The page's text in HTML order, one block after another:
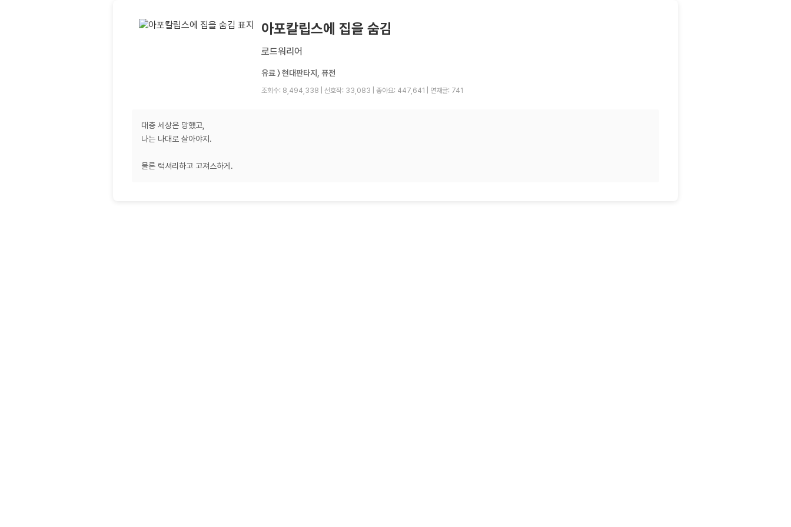
아포칼립스에 집을 숨김
로드워리어
유료 〉 현대판타지, 퓨전
조회수: 8,494,338 선호작: 33,083 좋아요: 447,641 연재글: 741
대충 세상은 망했고,
나는 나대로 살아야지.
물론 럭셔리하고 고져스하게.